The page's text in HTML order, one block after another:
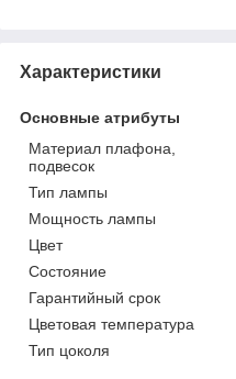
Характеристики
Основные атрибуты
Материал плафона,
подвесок
Тип лампы
Мощность лампы
Цвет
Состояние
Гарантийный срок
Цветовая температура
Тип цоколя